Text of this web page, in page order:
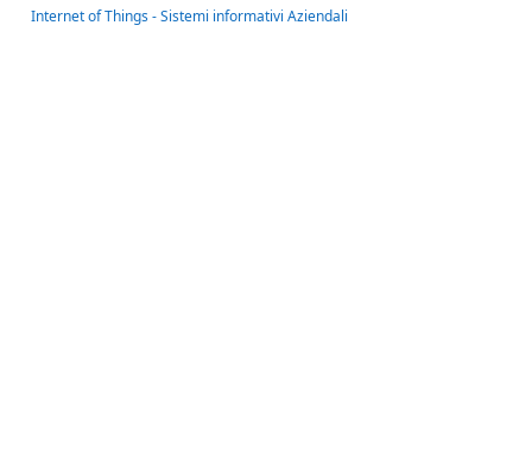
Internet of Things - Sistemi informativi Aziendali